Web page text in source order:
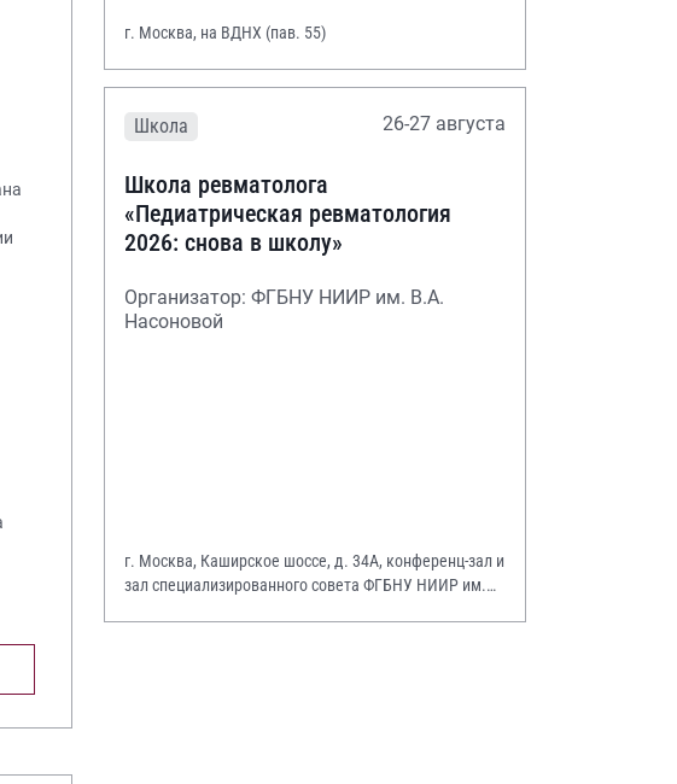
г. Москва, на ВДНХ (пав. 55)
Школа 26-27 августа
Школа ревматолога
«Педиатрическая ревматология
2026: снова в школу»
Организатор: ФГБНУ НИИР им. В.А.
Насоновой
г. Москва, Каширское шоссе, д. 34А, конференц-зал и
зал специализированного совета ФГБНУ НИИР им.